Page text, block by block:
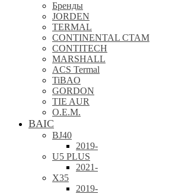
Бренды
JORDEN
TERMAL
CONTINENTAL CTAM
CONTITECH
MARSHALL
ACS Termal
TiBAO
GORDON
TIE AUR
O.E.M.
BAIC
BJ40
2019-
U5 PLUS
2021-
X35
2019-